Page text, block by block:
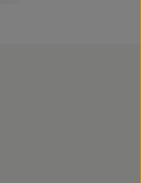
www.instagram.com/
https://www.facebook.com/